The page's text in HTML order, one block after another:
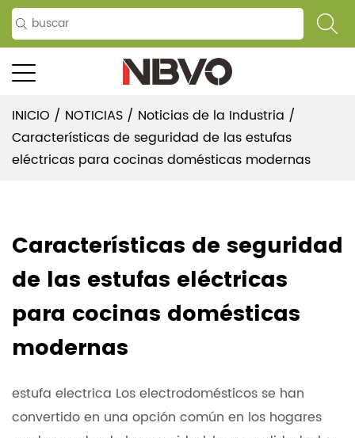
INICIO / NOTICIAS / Noticias de la Industria /
Características de seguridad de las estufas
eléctricas para cocinas domésticas modernas
Características de seguridad
de las estufas eléctricas
para cocinas domésticas
modernas
estufa electrica Los electrodomésticos se han
convertido en una opción común en los hogares